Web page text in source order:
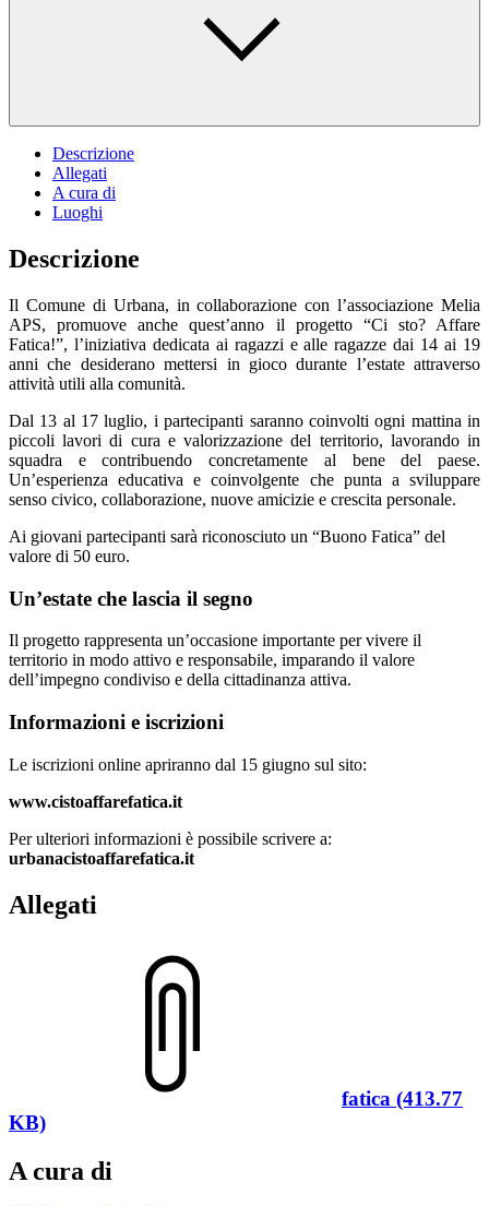
Descrizione
Allegati
A cura di
Luoghi
Descrizione
Il Comune di Urbana, in collaborazione con l’associazione Melia
APS, promuove anche quest’anno il progetto “Ci sto? Affare
Fatica!”, l’iniziativa dedicata ai ragazzi e alle ragazze dai 14 ai 19
anni che desiderano mettersi in gioco durante l’estate attraverso
attività utili alla comunità.
Dal 13 al 17 luglio, i partecipanti saranno coinvolti ogni mattina in
piccoli lavori di cura e valorizzazione del territorio, lavorando in
squadra e contribuendo concretamente al bene del paese.
Un’esperienza educativa e coinvolgente che punta a sviluppare
senso civico, collaborazione, nuove amicizie e crescita personale.
Ai giovani partecipanti sarà riconosciuto un “Buono Fatica” del
valore di 50 euro.
Un’estate che lascia il segno
Il progetto rappresenta un’occasione importante per vivere il
territorio in modo attivo e responsabile, imparando il valore
dell’impegno condiviso e della cittadinanza attiva.
Informazioni e iscrizioni
Le iscrizioni online apriranno dal 15 giugno sul sito:
www.cistoaffarefatica.it
Per ulteriori informazioni è possibile scrivere a:
urbanacistoaffarefatica.it
Allegati
fatica (413.77
KB)
A cura di